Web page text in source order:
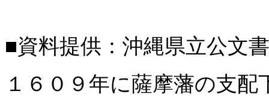
■資料提供：沖縄県立公文
１６０９年に薩摩藩の支